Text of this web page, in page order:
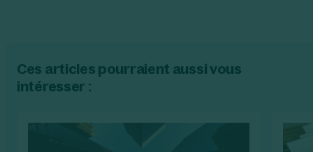
Ces articles pourraient aussi vous
intéresser :